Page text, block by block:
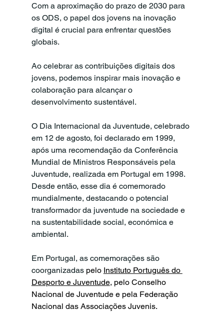
Com a aproximação do prazo de 2030 para
os ODS, o papel dos jovens na inovação
digital é crucial para enfrentar questões
globais.
Ao celebrar as contribuições digitais dos
jovens, podemos inspirar mais inovação e
colaboração para alcançar o
desenvolvimento sustentável.
O Dia Internacional da Juventude, celebrado
em 12 de agosto, foi declarado em 1999,
após uma recomendação da Conferência
Mundial de Ministros Responsáveis pela
Juventude, realizada em Portugal em 1998.
Desde então, esse dia é comemorado
mundialmente, destacando o potencial
transformador da juventude na sociedade e
na sustentabilidade social, económica e
ambiental.
Em Portugal, as comemorações são
coorganizadas pelo Instituto Português do
Desporto e Juventude, pelo Conselho
Nacional de Juventude e pela Federação
Nacional das Associações Juvenis.